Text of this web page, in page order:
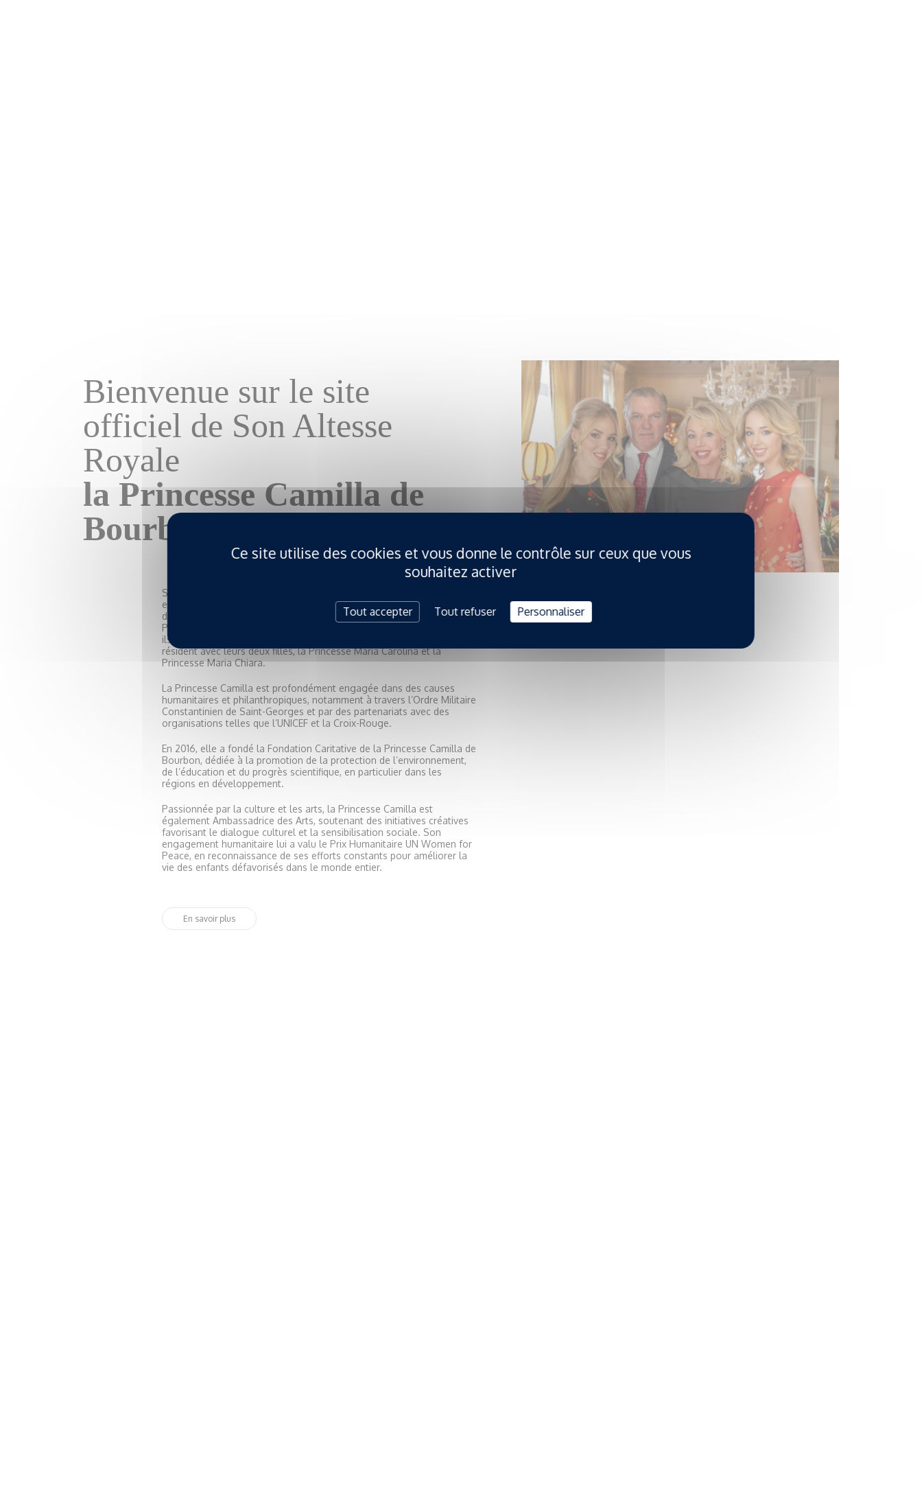
Bienvenue sur le site
officiel de Son Altesse
Royale
la Princesse Camilla de
Bourbon des Deux Siciles
Son Altesse Royale la Princesse Camilla de Bourbon des Deux-Siciles
est née à Rome et a vécu en Suisse, en France et au Mexique, avant
de poursuivre ses études à New York. En 1998, elle a épousé S.A.R. le
Prince Charles de Bourbon des Deux Siciles, Duc de Castro. Ensemble,
ils partagent leur temps entre Rome, Monte-Carlo et Paris, où ils
résident avec leurs deux filles, la Princesse Maria Carolina et la
Princesse Maria Chiara.
La Princesse Camilla est profondément engagée dans des causes
humanitaires et philanthropiques, notamment à travers l’Ordre Militaire
Constantinien de Saint-Georges et par des partenariats avec des
organisations telles que l’UNICEF et la Croix-Rouge.
En 2016, elle a fondé la Fondation Caritative de la Princesse Camilla de
Bourbon, dédiée à la promotion de la protection de l’environnement,
de l’éducation et du progrès scientifique, en particulier dans les
régions en développement.
Passionnée par la culture et les arts, la Princesse Camilla est
également Ambassadrice des Arts, soutenant des initiatives créatives
favorisant le dialogue culturel et la sensibilisation sociale. Son
engagement humanitaire lui a valu le Prix Humanitaire UN Women for
Peace, en reconnaissance de ses efforts constants pour améliorer la
vie des enfants défavorisés dans le monde entier.
En savoir plus
Ce site utilise des cookies et vous donne le contrôle sur ceux que vous
souhaitez activer
Tout accepter Tout refuser Personnaliser